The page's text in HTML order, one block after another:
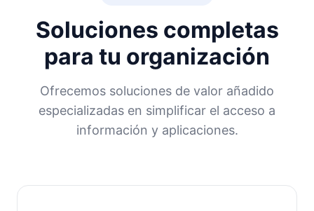
Soluciones completas
para tu organización
Ofrecemos soluciones de valor añadido
especializadas en simplificar el acceso a
información y aplicaciones.